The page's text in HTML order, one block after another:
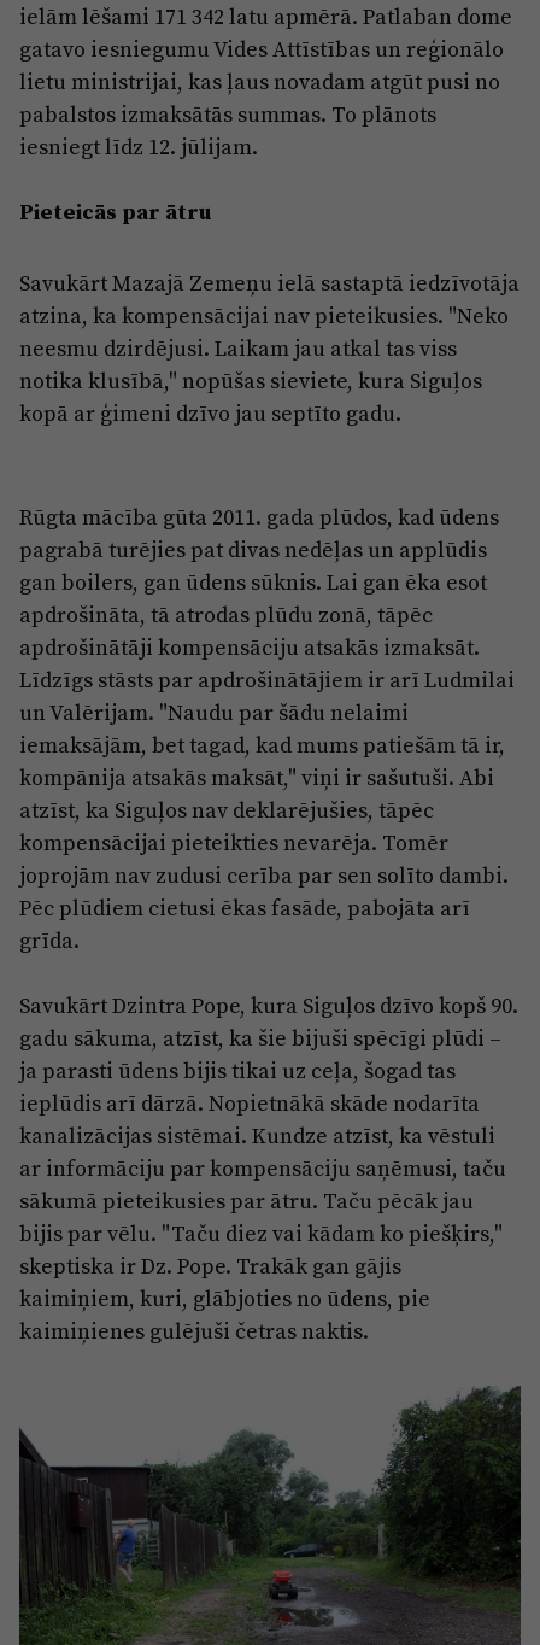
ielām lēšami 171 342 latu apmērā. Patlaban dome
gatavo iesniegumu Vides Attīstības un reģionālo
lietu ministrijai, kas ļaus novadam atgūt pusi no
pabalstos izmaksātās summas. To plānots
iesniegt līdz 12. jūlijam.
Pieteicās par ātru
Savukārt Mazajā Zemeņu ielā sastaptā iedzīvotāja
atzina, ka kompensācijai nav pieteikusies. "Neko
neesmu dzirdējusi. Laikam jau atkal tas viss
notika klusībā," nopūšas sieviete, kura Siguļos
kopā ar ģimeni dzīvo jau septīto gadu.
Rūgta mācība gūta 2011. gada plūdos, kad ūdens
pagrabā turējies pat divas nedēļas un applūdis
gan boilers, gan ūdens sūknis. Lai gan ēka esot
apdrošināta, tā atrodas plūdu zonā, tāpēc
apdrošinātāji kompensāciju atsakās izmaksāt.
Līdzīgs stāsts par apdrošinātājiem ir arī Ludmilai
un Valērijam. "Naudu par šādu nelaimi
iemaksājām, bet tagad, kad mums patiešām tā ir,
kompānija atsakās maksāt," viņi ir sašutuši. Abi
atzīst, ka Siguļos nav deklarējušies, tāpēc
kompensācijai pieteikties nevarēja. Tomēr
joprojām nav zudusi cerība par sen solīto dambi.
Pēc plūdiem cietusi ēkas fasāde, pabojāta arī
grīda.
Savukārt Dzintra Pope, kura Siguļos dzīvo kopš 90.
gadu sākuma, atzīst, ka šie bijuši spēcīgi plūdi –
ja parasti ūdens bijis tikai uz ceļa, šogad tas
ieplūdis arī dārzā. Nopietnākā skāde nodarīta
kanalizācijas sistēmai. Kundze atzīst, ka vēstuli
ar informāciju par kompensāciju saņēmusi, taču
sākumā pieteikusies par ātru. Taču pēcāk jau
bijis par vēlu. "Taču diez vai kādam ko piešķirs,"
skeptiska ir Dz. Pope. Trakāk gan gājis
kaimiņiem, kuri, glābjoties no ūdens, pie
kaimiņienes gulējuši četras naktis.